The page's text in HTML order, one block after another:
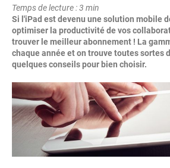
Temps de lecture : 3 min
Si l'iPad est devenu une solution mobile
optimiser la productivité de vos
trouver le meilleur abonnement ! La
chaque année et on trouve toutes sortes
quelques conseils pour bien choisir.